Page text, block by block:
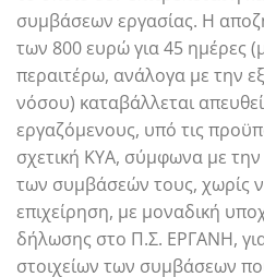
συμβάσεων εργασίας. Η
των 800 ευρώ για 45 ημέρες
περαιτέρω, ανάλογα με την
νόσου) καταβάλλεται
εργαζόμενους, υπό τις
σχετική ΚΥΑ, σύμφωνα με
των συμβάσεών τους, χωρίς
επιχείρηση, με μοναδική
δήλωσης στο Π.Σ. ΕΡΓΑΝΗ,
στοιχείων των συμβάσεων